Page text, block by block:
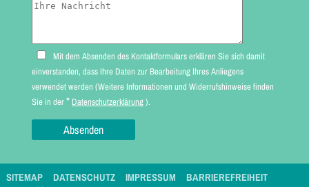
Mit dem Absenden des Kontaktformulars erklären Sie sich damit
einverstanden, dass Ihre Daten zur Bearbeitung Ihres Anliegens
verwendet werden (Weitere Informationen und Widerrufshinweise finden
Sie in der* Datenschutzerklärung).
SITEMAP DATENSCHUTZ IMPRESSUM
BARRIEREFREIHEIT